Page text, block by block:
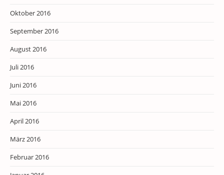
Oktober 2016
September 2016
August 2016
Juli 2016
Juni 2016
Mai 2016
April 2016
März 2016
Februar 2016